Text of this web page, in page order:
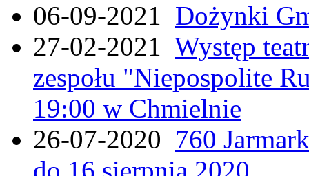
06-09-2021 Dożynki
27-02-2021 Występ
zespołu "Niepospolite
19:00 w Chmielnie
26-07-2020 760